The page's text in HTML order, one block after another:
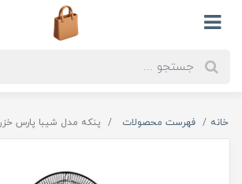
خانه فهرست محصولات پنکه مدل شیبا پارس خزر